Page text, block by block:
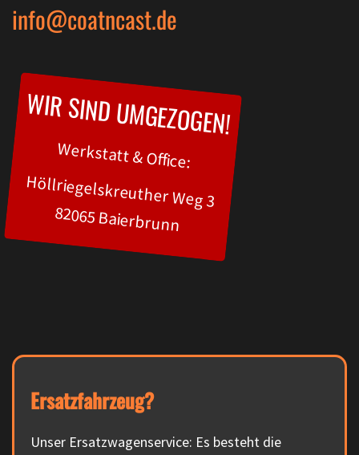
info@coatncast.de
WIR SIND UMGEZOGEN!
Werkstatt & Office:
Höllriegelskreuther Weg 3
82065 Baierbrunn
Ersatzfahrzeug?
Unser Ersatzwagenservice: Es besteht die